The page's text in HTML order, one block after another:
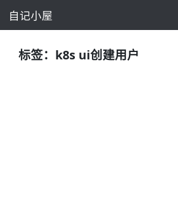
自记小屋
标签：k8s ui创建用户